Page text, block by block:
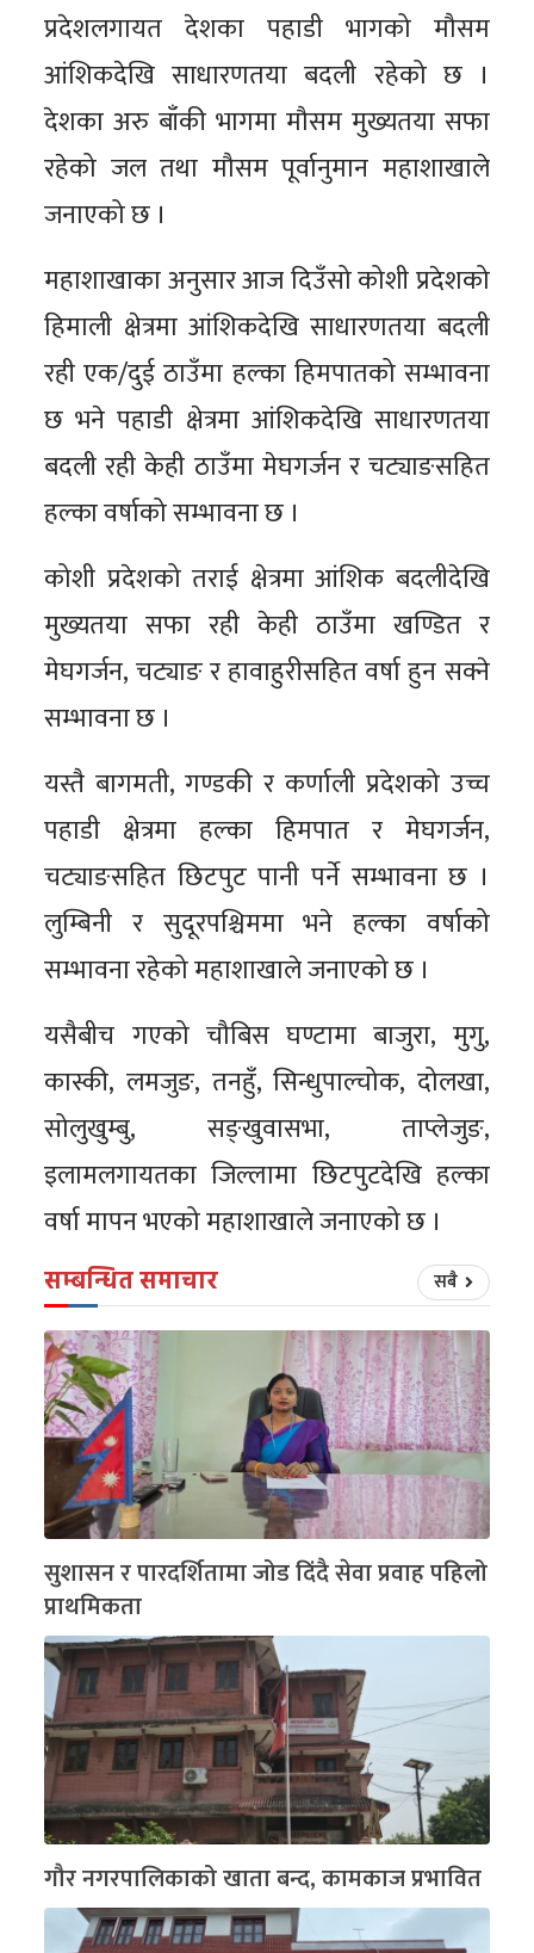
प्रदेशलगायत देशका पहाडी भागको मौसम
आंशिकदेखि साधारणतया बदली रहेको छ ।
देशका अरु बाँकी भागमा मौसम मुख्यतया सफा
रहेको जल तथा मौसम पूर्वानुमान महाशाखाले
जनाएको छ ।
महाशाखाका अनुसार आज दिउँसो कोशी प्रदेशको
हिमाली क्षेत्रमा आंशिकदेखि साधारणतया बदली
रही एक/दुई ठाउँमा हल्का हिमपातको सम्भावना
छ भने पहाडी क्षेत्रमा आंशिकदेखि साधारणतया
बदली रही केही ठाउँमा मेघगर्जन र चट्याङसहित
हल्का वर्षाको सम्भावना छ ।
कोशी प्रदेशको तराई क्षेत्रमा आंशिक बदलीदेखि
मुख्यतया सफा रही केही ठाउँमा खण्डित र
मेघगर्जन, चट्याङ र हावाहुरीसहित वर्षा हुन सक्ने
सम्भावना छ ।
यस्तै बागमती, गण्डकी र कर्णाली प्रदेशको उच्च
पहाडी क्षेत्रमा हल्का हिमपात र मेघगर्जन,
चट्याङसहित छिटपुट पानी पर्ने सम्भावना छ ।
लुम्बिनी र सुदूरपश्चिममा भने हल्का वर्षाको
सम्भावना रहेको महाशाखाले जनाएको छ ।
यसैबीच गएको चौबिस घण्टामा बाजुरा, मुगु,
कास्की, लमजुङ, तनहुँ, सिन्धुपाल्चोक, दोलखा,
सोलुखुम्बु, सङ्खुवासभा, ताप्लेजुङ,
इलामलगायतका जिल्लामा छिटपुटदेखि हल्का
वर्षा मापन भएको महाशाखाले जनाएको छ ।
सम्बन्धित समाचार सबै
सुशासन र पारदर्शितामा जोड दिंदै सेवा प्रवाह पहिलो
प्राथमिकता
गौर नगरपालिकाको खाता बन्द, कामकाज प्रभावित